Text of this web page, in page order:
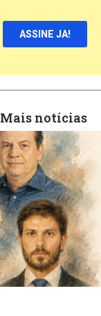
ASSINE JA!
Mais notícias